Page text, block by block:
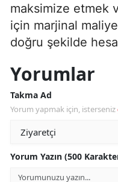
maksimize etmek
için marjinal
doğru şekilde
Yorumlar
Takma Ad
Yorum yapmak için, isterseniz
Yorum Yazın (500